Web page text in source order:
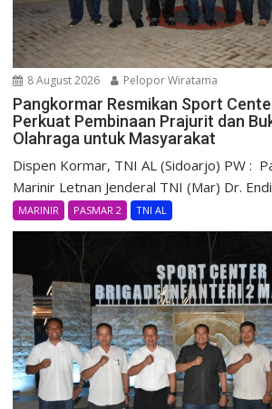
8 August 2026 Pelopor Wiratama
Pangkormar Resmikan Sport
Perkuat Pembinaan Prajurit dan
Olahraga untuk Masyarakat
Dispen Kormar, TNI AL (Sidoarjo) PW :
Marinir Letnan Jenderal TNI (Mar) Dr.
MARINIR PASMAR 2 TNI AL